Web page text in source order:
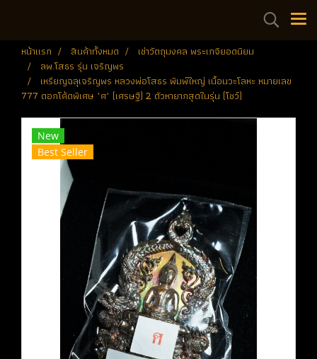
หน้าแรก สินค้าทั้งหมด
เช่าวัตถุมงคล พระเกจิยอดนิยม
ลพ.โสธร รุ่น เจริญพร
เหรียญฉลุเจริญพร หลวงพ่อโสธร พิมพ์ใหญ่ เนื้อนวะโลหะ หมายเลข
777 ตอกโค้ดพิเศษ "ศ" (เศรษฐี) 2 ตัวหายากสุดในรุ่น (โชว์)
New
Best Seller